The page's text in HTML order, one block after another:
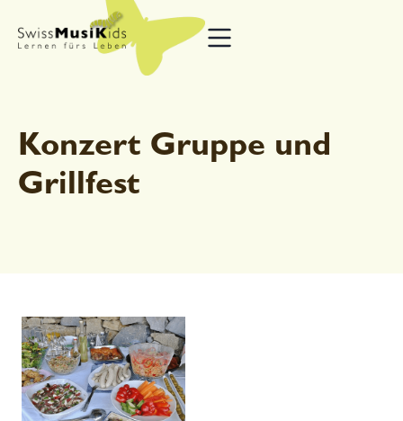
Konzert Gruppe und
Grillfest